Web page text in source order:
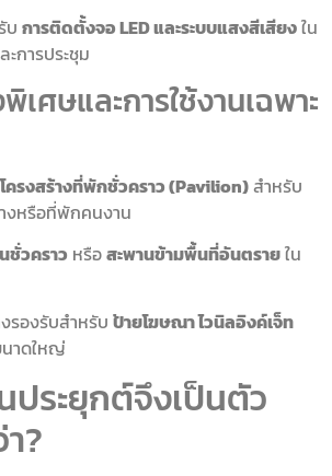
บ การติดตั้งจอ LED และระบบแสงสีเสียงใน
การประชุม
เศษและการใช้งานเฉพาะ
โครงสร้างที่พักชั่วคราว (Pavilion)สำหรับ
งหรือที่พักคนงาน
ชั่วคราว หรือสะพานข้ามพื้นที่อันตรายใน
รองรับสำหรับ ป้ายโฆษณา ไวนิลอิงค์เจ็ท
าดใหญ่
ประยุกต์จึงเป็นตัว
?